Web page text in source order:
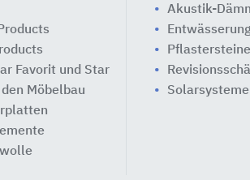
Favorit und Star
Möbelbau
Akustik-
Pflastersteine
Solarsysteme